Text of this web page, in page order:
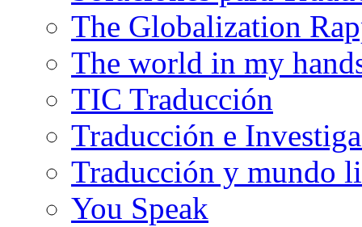
The Globalization
The world in my
TIC Traducción
Traducción e
Traducción y mundo
You Speak